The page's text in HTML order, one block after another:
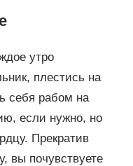
утро
плестись на
себя рабом на
если нужно, но
Прекратив
вы почувствуете